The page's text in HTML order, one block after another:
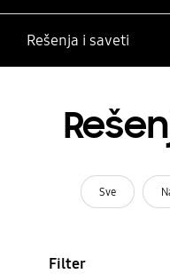
Rešenja i saveti
Sve
Filter